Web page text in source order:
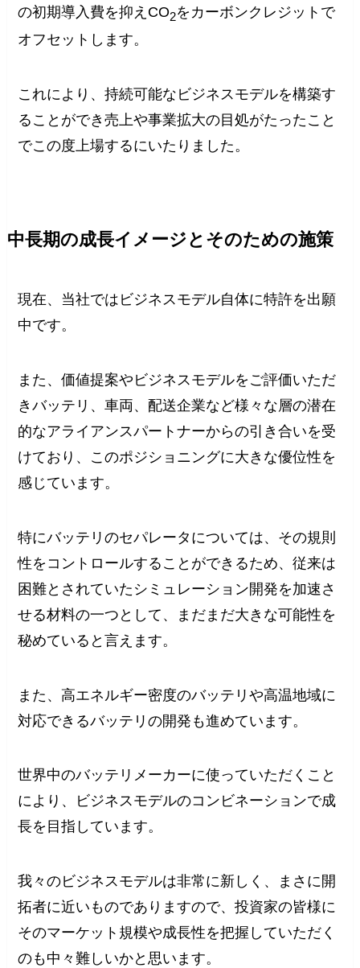
の初期導入費を抑えCO2をカーボンクレジットで
オフセットします。
これにより、持続可能なビジネスモデルを構築す
ることができ売上や事業拡大の目処がたったこと
でこの度上場するにいたりました。
中長期の成長イメージとそのための施策
現在、当社ではビジネスモデル自体に特許を出願
中です。
また、価値提案やビジネスモデルをご評価いただ
きバッテリ、車両、配送企業など様々な層の潜在
的なアライアンスパートナーからの引き合いを受
けており、このポジショニングに大きな優位性を
感じています。
特にバッテリのセパレータについては、その規則
性をコントロールすることができるため、従来は
困難とされていたシミュレーション開発を加速さ
せる材料の一つとして、まだまだ大きな可能性を
秘めていると言えます。
また、高エネルギー密度のバッテリや高温地域に
対応できるバッテリの開発も進めています。
世界中のバッテリメーカーに使っていただくこと
により、ビジネスモデルのコンビネーションで成
長を目指しています。
我々のビジネスモデルは非常に新しく、まさに開
拓者に近いものでありますので、投資家の皆様に
そのマーケット規模や成長性を把握していただく
のも中々難しいかと思います。